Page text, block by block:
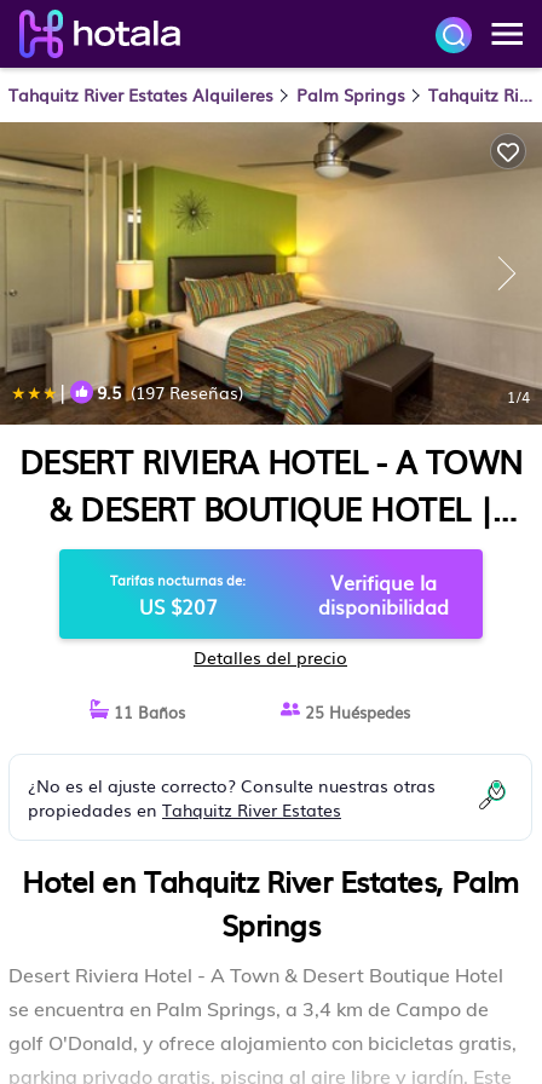
Tahquitz River Estates Alquileres Palm Springs Tahquitz River Estates
| 9.5(197 Reseñas) 1/4
DESERT RIVIERA HOTEL - A TOWN
& DESERT BOUTIQUE HOTEL |
HOTEL EN PALM SPRINGS
Tarifas nocturnas de:
US $207
Verifique la
disponibilidad
Detalles del precio
11 Baños 25 Huéspedes
¿No es el ajuste correcto? Consulte nuestras otras
propiedades en Tahquitz River Estates
Hotel en Tahquitz River Estates, Palm
Springs
Desert Riviera Hotel - A Town & Desert Boutique Hotel
se encuentra en Palm Springs, a 3,4 km de Campo de
golf O'Donald, y ofrece alojamiento con bicicletas gratis,
parking privado gratis, piscina al aire libre y jardín. Este